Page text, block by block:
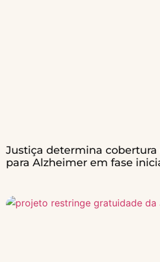
Justiça determina
para Alzheimer em fase